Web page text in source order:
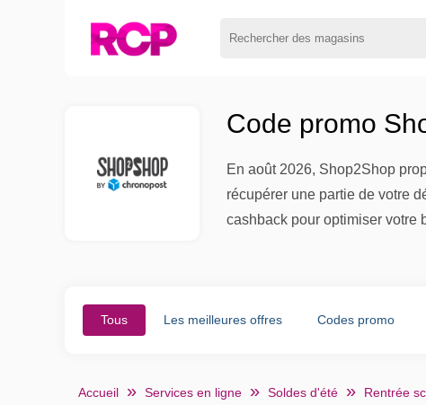
Code promo
En août 2026, Shop2Shop
récupérer une partie de votre
cashback pour optimiser votre
Tous Les meilleures offres Codes promo
Accueil Services en ligne Soldes d'été Rentrée